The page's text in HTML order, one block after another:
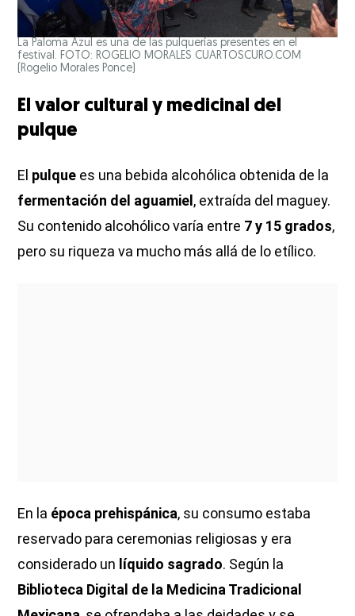
La Paloma Azul es una de las pulquerías presentes en el
festival. FOTO: ROGELIO MORALES CUARTOSCURO.COM
(Rogelio Morales Ponce)
El valor cultural y medicinal del
pulque
El pulque es una bebida alcohólica obtenida de la
fermentación del aguamiel , extraída del maguey.
Su contenido alcohólico varía entre 7 y 15 grados,
pero su riqueza va mucho más allá de lo etílico.
En la época prehispánica, su consumo estaba
reservado para ceremonias religiosas y era
considerado un líquido sagrado. Según la
Biblioteca Digital de la Medicina Tradicional